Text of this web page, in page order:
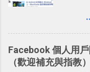
卡片
技巧
子彈
板分享
用新
置。不
的，
Facebook 個人用
（歡迎補充與指教）